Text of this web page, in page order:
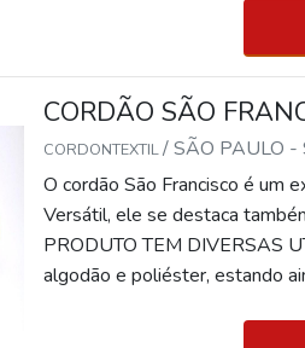
projeto do jeito que
outros. O comprimento do
cliente para o seu projeto.O
estando ainda disponível em
material têm muitas
Entre outras.EMPRESA
CordonTextil foi fundada em
inovação de seus produtos,
proporcionar mais agilidade e
CORDÃO SÃO
CORDONTEXTIL/ SÃO PAULO -
O cordão São Francisco é um
Versátil, ele se destaca
PRODUTO TEM DIVERSAS
algodão e poliéster, estando
material têm muitas